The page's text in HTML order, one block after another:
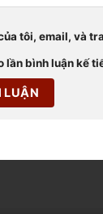
tôi, email, và
lần bình luận kế